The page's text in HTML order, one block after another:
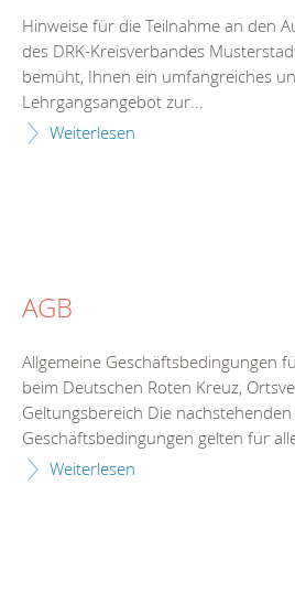
Hinweise für die Teilnahme an den
des DRK-Kreisverbandes
bemüht, Ihnen ein umfangreiches
Lehrgangsangebot zur...
Weiterlesen
AGB
Allgemeine Geschäftsbedingungen
beim Deutschen Roten Kreuz,
Geltungsbereich Die nachstehenden
Geschäftsbedingungen gelten für
Weiterlesen